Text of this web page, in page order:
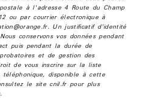
à l'adresse 4 Route du Champ
ou par courrier électronique à
Un justificatif d'identité
conservons vos données pendant
puis pendant la durée de
et de gestion des
de vous inscrire sur la liste
disponible à cette
le site cnil.fr pour plus